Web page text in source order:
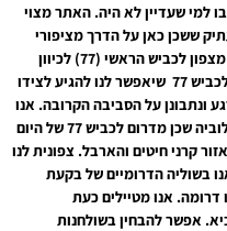
למי שעדיין לא היה. האתר מצוי
ששכן כאן על הדרך מציפורי
לטבריה. מכאן ננוע לצד כביש פנימי המצוי מצפון לכביש הראשי (77) לכיוון
מזרח כ 1.5 ק"מ מזרחה עד למעבר מתחת לכביש 77 שיאפשר לנו להגיע לצידו
ונתבונן על הסביבה הקרובה. אנו
מצויים בסמוך לקיבוץ לביא. הישוב הערבי לוביה שכן מדרום לכביש 77 של היום
קרני חיטים והארבל. צפונית לנו
בשוליה הדרומיים של בקעת
אנו מטיילים כעת
אפשר להבחין בשולחנות